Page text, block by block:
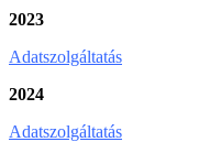
2023
Adatszolgáltatás
2024
Adatszolgáltatás